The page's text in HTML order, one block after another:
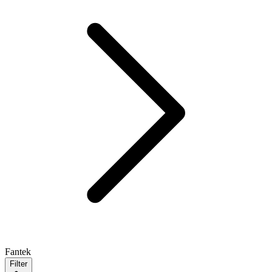
Fantek
Filter